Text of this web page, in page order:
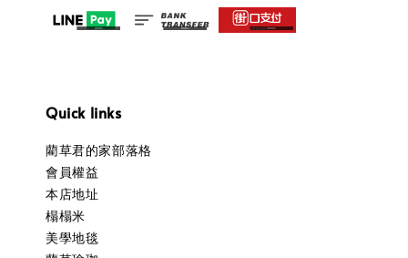
Quick links
藺草君的家部落格
會員權益
本店地址
榻榻米
美學地毯